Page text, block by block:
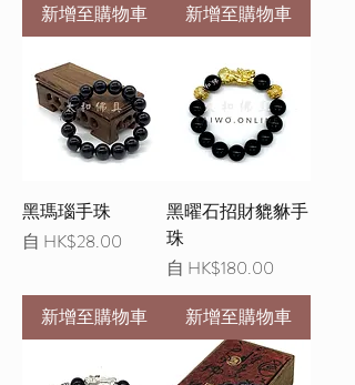
新增至購物車
新增至購物車
黑瑪瑙手珠
自 HK$28.00
促銷價格
新增至購物車
黑曜石招財貔貅手
珠
自 HK$180.00
促銷價格
新增至購物車